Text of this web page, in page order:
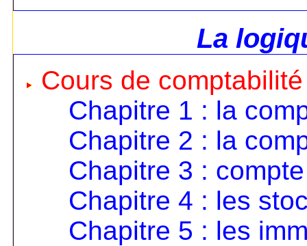
La
Cours de comptabilité
Chapitre 1 : la
Chapitre 2 : la
Chapitre 3 :
Chapitre 4 : les
Chapitre 5 : les